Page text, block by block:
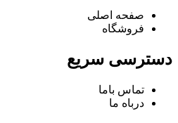
صفحه اصلی
فروشگاه
دسترسی سریع
تماس باما
درباه ما